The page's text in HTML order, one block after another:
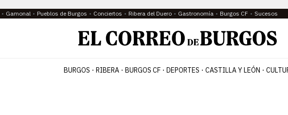
Gamonal Pueblos de Burgos Conciertos Ribera del Duero Gastronomía Burgos CF Sucesos
BURGOS RIBERA BURGOS CF DEPORTES CASTILLA Y LEÓN